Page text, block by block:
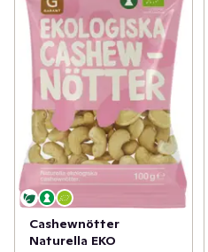
Cashewnötter
Naturella EKO